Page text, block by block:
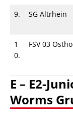
9. SG Altrhein
1
0.
FSV 03
E – E2-
Worms